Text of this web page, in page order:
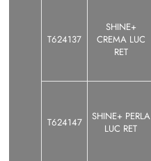
T624137
SHINE+
CREMA LUC
RET
T624147
SHINE+ PERLA
LUC RET